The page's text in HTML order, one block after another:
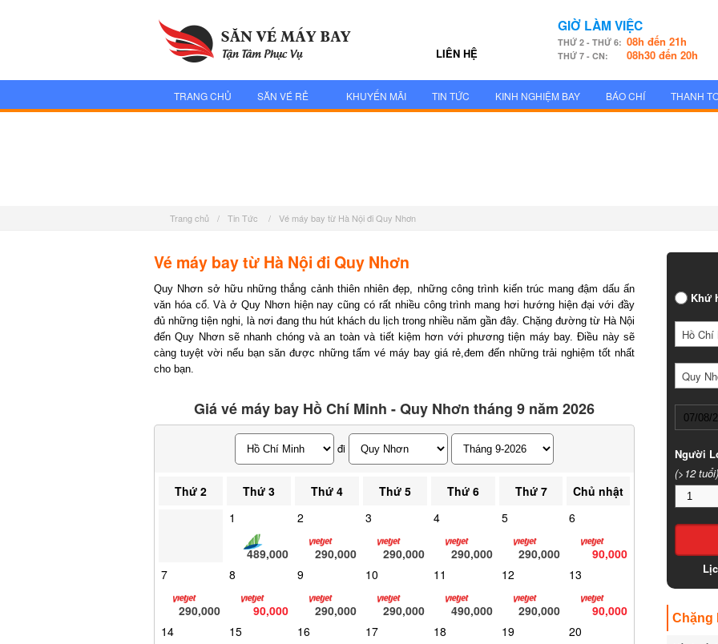
LIÊN HỆ
GIỜ LÀM VIỆC
THỨ 2 - THỨ 6:08h đến 21h
THỨ 7 - CN: 08h30 đến 20h
TRANG CHỦ SĂN VÉ RẺ KHUYẾN MÃI TIN TỨC KINH NGHIỆM BAY BÁO CHÍ THANH
Trang chủ / Tin Tức / Vé máy bay từ Hà Nội đi Quy Nhơn
Vé máy bay từ Hà Nội đi Quy Nhơn
Quy Nhơn sở hữu những thắng cảnh thiên nhiên đẹp, những công trình kiến trúc mang đậm dấu ấn
văn hóa cổ. Và ở Quy Nhơn hiện nay cũng có rất nhiều công trình mang hơi hướng hiện đại với đầy
đủ những tiện nghi, là nơi đang thu hút khách du lịch trong nhiều năm gần đây. Chặng đường từ Hà Nội
đến Quy Nhơn sẽ nhanh chóng và an toàn và tiết kiệm hơn với phương tiện máy bay. Điều này sẽ
càng tuyệt vời nếu bạn săn được những tấm vé máy bay giá rẻ,đem đến những trải nghiệm tốt nhất
cho bạn.
Giá vé máy bay Hồ Chí Minh - Quy Nhơn tháng 9 năm 2026
đi
Thứ 2 Thứ 3 Thứ 4 Thứ 5 Thứ 6 Thứ 7
Chủ nhật
489,000
2
290,000
3
290,000
4
290,000
5
290,000
6
90,000
7
290,000
8
90,000
9
290,000
10
290,000
11
490,000
12
290,000
13
90,000
14
15 16 17 18 19 20
Khứ
Hồ Chí
Quy
Người
(>12 tuổi)
Chặng